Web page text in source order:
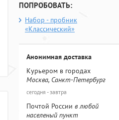
ПОПРОБОВАТЬ:
Набор - пробник
«Классический»
Анонимная доставка
Курьером в городах
Москва, Санкт-Петербург
сегодня - завтра
Почтой России в любой
населеный пункт